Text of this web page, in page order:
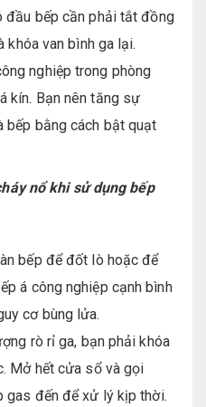
đầu bếp cần phải tắt đồng
van bình ga lại.
nghiệp trong phòng
kín. Bạn nên tăng sự
bếp bằng cách bật quạt
nổ khi sử dụng bếp
bếp để đốt lò hoặc để
á công nghiệp cạnh bình
cơ bùng lửa.
rò rỉ ga, bạn phải khóa
Mở hết cửa sổ và gọi
gas đến để xử lý kịp thời.